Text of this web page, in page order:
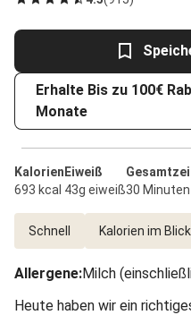
Erhalte Bis zu 100€
Monate
Kalorien
693 kcal
Eiweiß
43g eiweiß30 Minuten
Schnell Kalorien im Blick
Allergene:Milch
Heute haben wir ein